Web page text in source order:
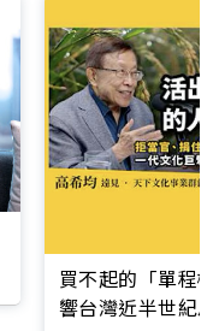
買不起的「單程
響台灣近半世紀